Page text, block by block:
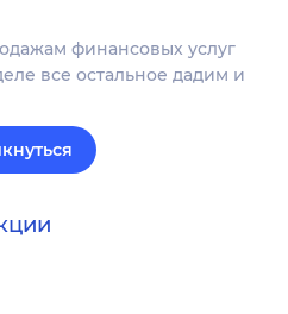
финансовых услуг
все остальное дадим и